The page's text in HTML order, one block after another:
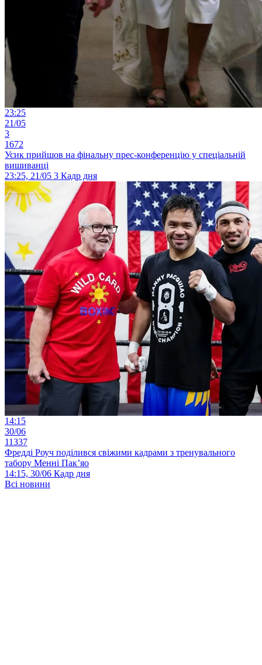
23:25
21/05
3
1672
Усик прийшов на фінальну прес-конференцію у спеціальній
вишиванці
23:25, 21/05 3 Кадр дня
14:15
30/06
11337
Фредді Роуч поділився свіжими кадрами з тренувального
табору Менні Пак’яо
14:15, 30/06 Кадр дня
Всі новини